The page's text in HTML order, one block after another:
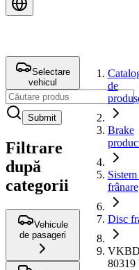
Selectare
vehicul
Submit
Filtrare
după
categorii
Vehicule
de pasageri
de
Brake
Sistem
frânare
Disc
VKBD
80319